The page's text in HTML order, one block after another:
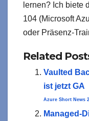
lernen? Ich biete
104 (Microsoft
oder Präsenz-
Related
Vaulted
ist jetzt GA
Azure Short News
Managed-